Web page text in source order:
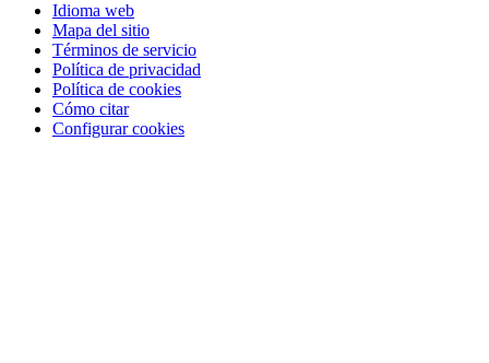
Idioma web
Mapa del sitio
Términos de servicio
Política de privacidad
Política de cookies
Cómo citar
Configurar cookies